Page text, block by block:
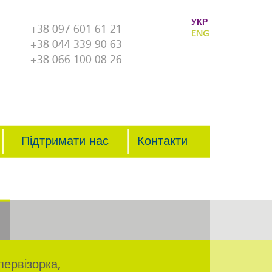
+38 097 601 61 21
+38 044 339 90 63
+38 066 100 08 26
УКР
ENG
Підтримати нас Контакти